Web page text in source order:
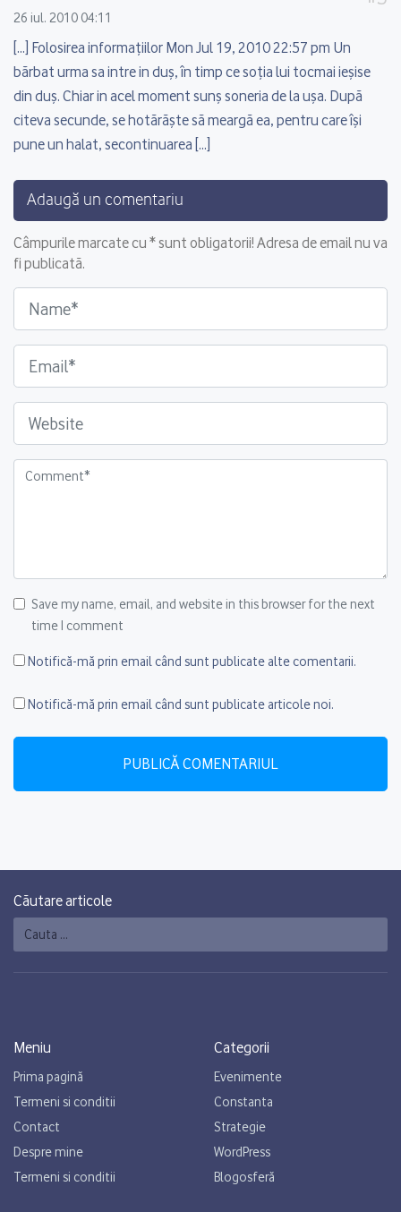
26 iul. 2010 04:11
[…] Folosirea informaţiilor Mon Jul 19, 2010 22:57 pm Un
bărbat urma sa intre in duş, în timp ce soţia lui tocmai ieşise
din duş. Chiar in acel moment sunş soneria de la uşa. După
citeva secunde, se hotărăşte să meargă ea, pentru care îşi
pune un halat, secontinuarea […]
Adaugă un comentariu
Câmpurile marcate cu * sunt obligatorii! Adresa de email nu va
fi publicată.
Save my name, email, and website in this browser for the next
time I comment
Notifică-mă prin email când sunt publicate alte comentarii.
Notifică-mă prin email când sunt publicate articole noi.
Căutare articole
Caută
Meniu
Prima pagină
Termeni si conditii
Contact
Despre mine
Termeni si conditii
Categorii
Evenimente
Constanta
Strategie
WordPress
Blogosferă